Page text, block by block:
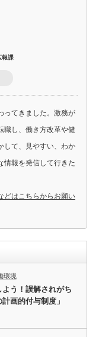
報課
ってきました。激務が
職し、働き方改革や健
して、見やすい、わか
情報を発信して行きた
どはこちらからお願い
環境
う！誤解されがち
画的付与制度」